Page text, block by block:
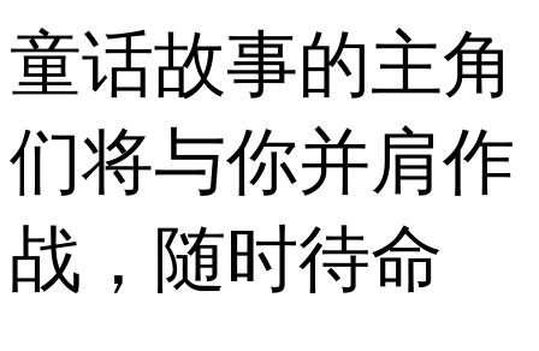
童话故事的主角
们将与你并肩作
战，随时待命